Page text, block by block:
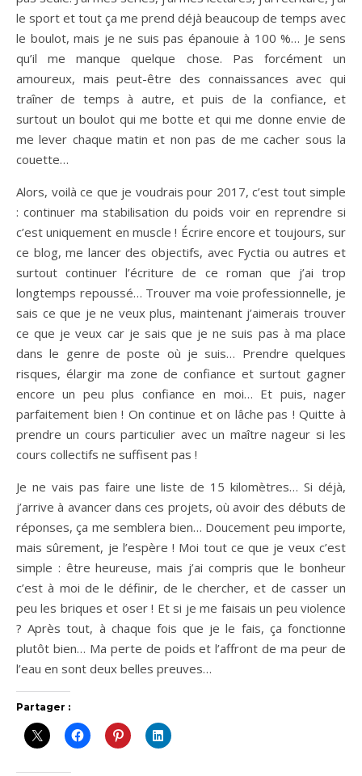
le sport et tout ça me prend déjà beaucoup de temps avec
le boulot, mais je ne suis pas épanouie à 100 %… Je sens
qu’il me manque quelque chose. Pas forcément un
amoureux, mais peut-être des connaissances avec qui
traîner de temps à autre, et puis de la confiance, et
surtout un boulot qui me botte et qui me donne envie de
me lever chaque matin et non pas de me cacher sous la
couette…
Alors, voilà ce que je voudrais pour 2017, c’est tout simple
: continuer ma stabilisation du poids voir en reprendre si
c’est uniquement en muscle ! Écrire encore et toujours, sur
ce blog, me lancer des objectifs, avec Fyctia ou autres et
surtout continuer l’écriture de ce roman que j’ai trop
longtemps repoussé… Trouver ma voie professionnelle, je
sais ce que je ne veux plus, maintenant j’aimerais trouver
ce que je veux car je sais que je ne suis pas à ma place
dans le genre de poste où je suis… Prendre quelques
risques, élargir ma zone de confiance et surtout gagner
encore un peu plus confiance en moi… Et puis, nager
parfaitement bien ! On continue et on lâche pas ! Quitte à
prendre un cours particulier avec un maître nageur si les
cours collectifs ne suffisent pas !
Je ne vais pas faire une liste de 15 kilomètres… Si déjà,
j’arrive à avancer dans ces projets, où avoir des débuts de
réponses, ça me semblera bien… Doucement peu importe,
mais sûrement, je l’espère ! Moi tout ce que je veux c’est
simple : être heureuse, mais j’ai compris que le bonheur
c’est à moi de le définir, de le chercher, et de casser un
peu les briques et oser ! Et si je me faisais un peu violence
? Après tout, à chaque fois que je le fais, ça fonctionne
plutôt bien… Ma perte de poids et l’affront de ma peur de
l’eau en sont deux belles preuves…
Partager :